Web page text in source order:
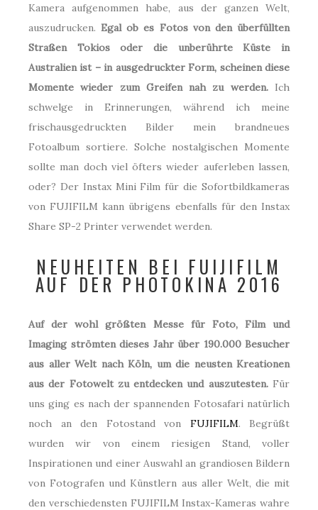
Kamera aufgenommen habe, aus der ganzen Welt,
auszudrucken.Egal ob es Fotos von den überfüllten
Straßen Tokios oder die unberührte Küste in
Australien ist – in ausgedruckter Form, scheinen diese
Momente wieder zum Greifen nah zu werden.Ich
schwelge in Erinnerungen, während ich meine
frischausgedruckten Bilder mein brandneues
Fotoalbum sortiere. Solche nostalgischen Momente
sollte man doch viel öfters wieder auferleben lassen,
oder? Der Instax Mini Film für die Sofortbildkameras
von FUJIFILM kann übrigens ebenfalls für den Instax
Share SP-2 Printer verwendet werden.
NEUHEITEN BEI FUIJIFILM
AUF DER PHOTOKINA 2016
Auf der wohl größten Messe für Foto, Film und
Imaging strömten dieses Jahr über 190.000 Besucher
aus aller Welt nach Köln, um die neusten Kreationen
aus der Fotowelt zu entdecken und auszutesten.Für
uns ging es nach der spannenden Fotosafari natürlich
noch an den Fotostand von FUJIFILM. Begrüßt
wurden wir von einem riesigen Stand, voller
Inspirationen und einer Auswahl an grandiosen Bildern
von Fotografen und Künstlern aus aller Welt, die mit
den verschiedensten FUJIFILM Instax-Kameras wahre